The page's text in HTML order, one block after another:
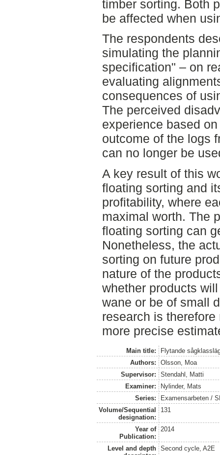
timber sorting. Both
be affected when
The respondents
simulating the
specification" – on
evaluating
consequences of
The perceived
experience based
outcome of the logs
can no longer be
A key result of this
floating sorting and
profitability, where
maximal worth. The
floating sorting can
Nonetheless, the
sorting on future
nature of the
whether products
wane or be of small
research is
more precise
Main title:
Flytande
Authors:
Olsson, Moa
Supervisor:
Stendahl, Matti
Examiner:
Nylinder, Mats
Series:
Examensarbeten /
Volume/Sequential
designation:
131
Year of
Publication:
2014
Level and depth
Second cycle, A2E